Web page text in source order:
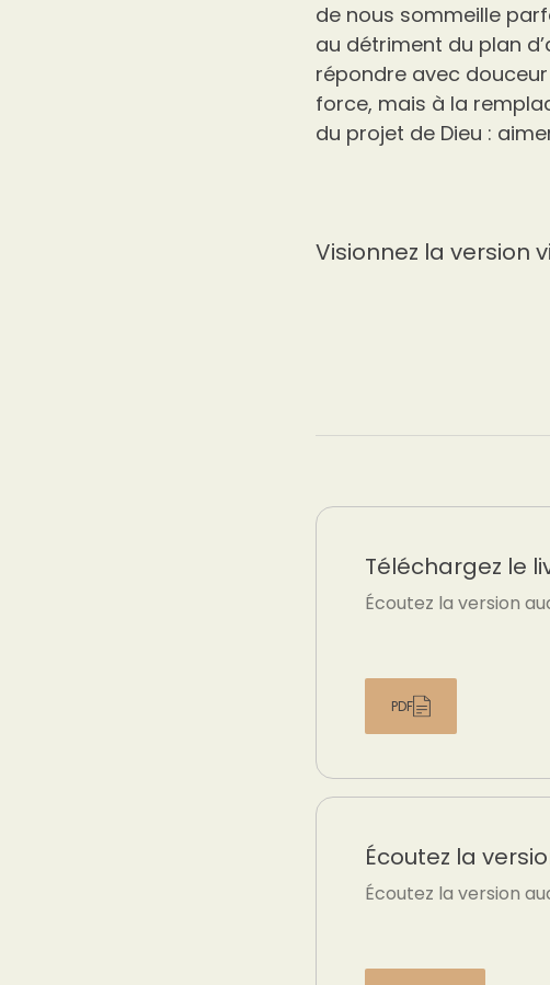
de nous sommeille
au détriment du plan
répondre avec
force, mais à la
du projet de Dieu :
Visionnez la version
Téléchargez le
Écoutez la version
PDF
Écoutez la
Écoutez la version